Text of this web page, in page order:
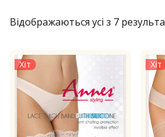
Відображаються усі з 7
Хіт Хіт